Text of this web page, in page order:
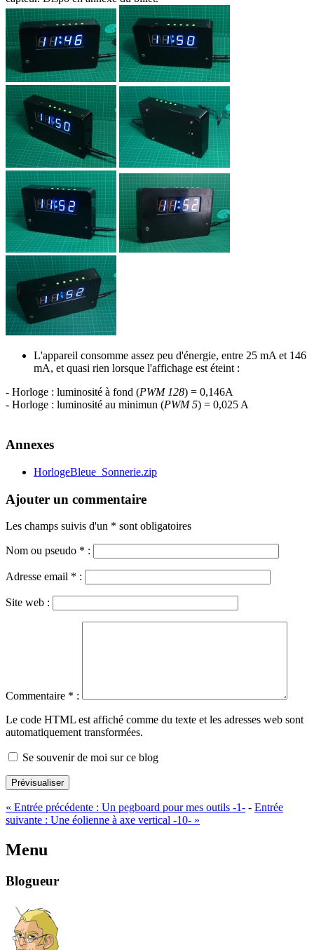
L'appareil consomme assez peu d'énergie, entre 25 mA et 146
mA, et quasi rien lorsque l'affichage est éteint :
- Horloge : luminosité à fond (PWM 128) = 0,146A
- Horloge : luminosité au minimun (PWM 5) = 0,025 A
Annexes
HorlogeBleue_Sonnerie.zip
Ajouter un commentaire
Les champs suivis d'un * sont obligatoires
Nom ou pseudo * :
Adresse email * :
Site web :
Commentaire * :
Le code HTML est affiché comme du texte et les adresses web sont
automatiquement transformées.
Se souvenir de moi sur ce blog
Prévisualiser
« Entrée précédente : Un pegboard pour mes outils -1- - Entrée
suivante : Une éolienne à axe vertical -10- »
Menu
Blogueur